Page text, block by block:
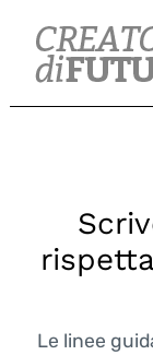
content
Le linee